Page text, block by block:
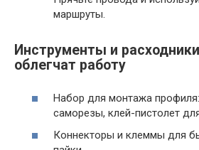
маршруты.
Инструменты и
облегчат работу
Набор для монтажа
саморезы, клей-пистолет
Коннекторы и клеммы для